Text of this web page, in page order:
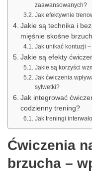
zaawansowanych?
Jak efektywnie
Jakie są technika i
mięśnie skośne
Jak unikać kontuzji
Jakie są efekty
Jakie są korzyści
Jak ćwiczenia
sylwetki?
Jak integrować
codzienny trening?
Jak treningi
Ćwiczenia
brzucha –